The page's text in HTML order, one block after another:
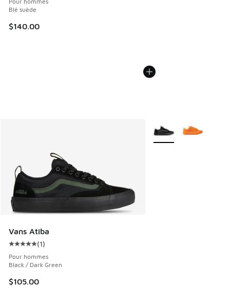
Blé suède
$140.00
Vans Atiba
Cote moyenne du client - [5 sur 5 étoiles], 1 commentaires
(1)
Pour hommes
Black / Dark Green
$105.00
Plus de couleurs